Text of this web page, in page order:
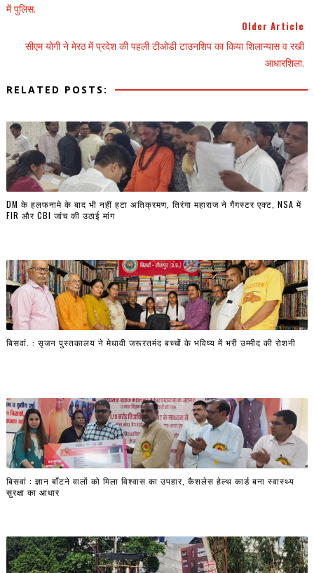
में पुलिस.
Older Article
सीएम योगी ने मेरठ में प्रदेश की पहली टीओडी टाउनशिप का किया शिलान्यास व रखी
आधारशिला.
RELATED POSTS:
DM के हलफनामे के बाद भी नहीं हटा अतिक्रमण, तिरंगा महाराज ने गैंगस्टर एक्ट, NSA में
FIR और CBI जांच की उठाई मांग
बिसवां. : सृजन पुस्तकालय ने मेधावी जरूरतमंद बच्चों के भविष्य में भरी उम्मीद की रोशनी
बिसवां : ज्ञान बाँटने वालों को मिला विश्वास का उपहार, कैशलेस हेल्थ कार्ड बना स्वास्थ्य
सुरक्षा का आधार